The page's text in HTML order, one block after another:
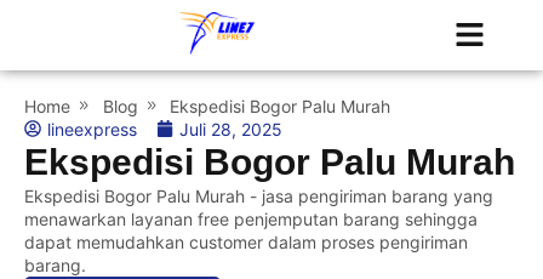
Home Blog
Ekspedisi Bogor Palu Murah
lineexpress
Juli 28, 2025
Ekspedisi Bogor Palu Murah
Ekspedisi Bogor Palu Murah - jasa pengiriman barang yang
menawarkan layanan free penjemputan barang sehingga
dapat memudahkan customer dalam proses pengiriman
barang.